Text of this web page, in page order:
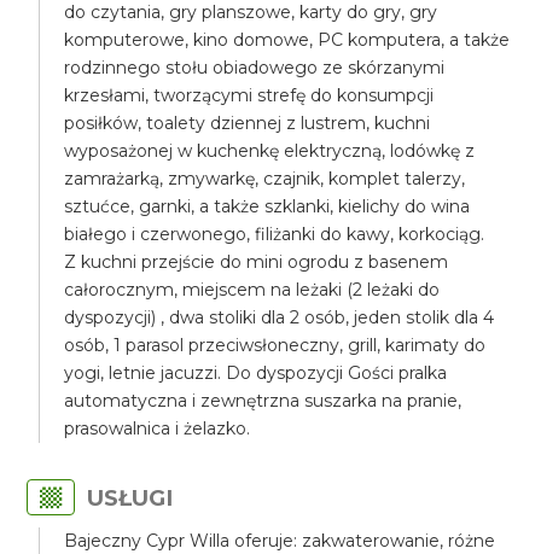
do czytania, gry planszowe, karty do gry, gry
komputerowe, kino domowe, PC komputera, a także
rodzinnego stołu obiadowego ze skórzanymi
krzesłami, tworzącymi strefę do konsumpcji
posiłków, toalety dziennej z lustrem, kuchni
wyposażonej w kuchenkę elektryczną, lodówkę z
zamrażarką, zmywarkę, czajnik, komplet talerzy,
sztućce, garnki, a także szklanki, kielichy do wina
białego i czerwonego, filiżanki do kawy, korkociąg.
Z kuchni przejście do mini ogrodu z basenem
całorocznym, miejscem na leżaki (2 leżaki do
dyspozycji) , dwa stoliki dla 2 osób, jeden stolik dla 4
osób, 1 parasol przeciwsłoneczny, grill, karimaty do
yogi, letnie jacuzzi. Do dyspozycji Gości pralka
automatyczna i zewnętrzna suszarka na pranie,
prasowalnica i żelazko.
USŁUGI
Bajeczny Cypr Willa oferuje: zakwaterowanie, różne